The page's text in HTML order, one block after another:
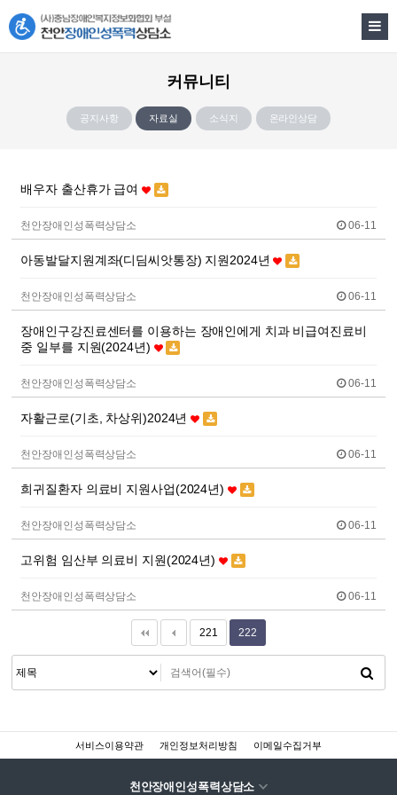
커뮤니티
공지사항 자료실 소식지 온라인상담
배우자 출산휴가 급여
천안장애인성폭력상담소 06-11
아동발달지원계좌(디딤씨앗통장) 지원2024년
천안장애인성폭력상담소 06-11
장애인구강진료센터를 이용하는 장애인에게 치과 비급여진료비
중 일부를 지원(2024년)
천안장애인성폭력상담소 06-11
자활근로(기초, 차상위)2024년
천안장애인성폭력상담소 06-11
희귀질환자 의료비 지원사업(2024년)
천안장애인성폭력상담소 06-11
고위험 임산부 의료비 지원(2024년)
천안장애인성폭력상담소 06-11
221 222
서비스이용약관 개인정보처리방침 이메일수집거부
천안장애인성폭력상담소